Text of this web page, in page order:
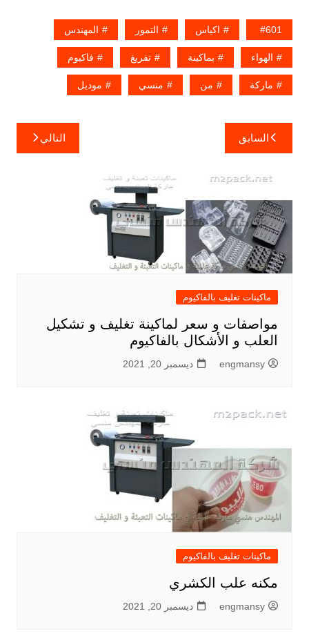
601 اكياس التمور المهندس
الهواء بماكينة تفريغ فاكيوم
ماركة من منسي موديل
تصفّح
المقالات
السابق التالي
ماكينات تغليف بالفاكيوم
مواصفات و سعر لماكينة تغليف و تشكيل
العلب و الأشكال بالفاكيوم
engmansy ديسمبر 20, 2021
ماكينات تغليف بالفاكيوم
مكنه علب الكشري
engmansy ديسمبر 20, 2021